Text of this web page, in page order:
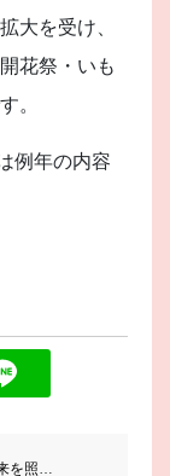
大を受け、
花祭・いも
。
例年の内容
秋間梅林の夜と未来を照らす～ライトアップで新たな魅力を～ »